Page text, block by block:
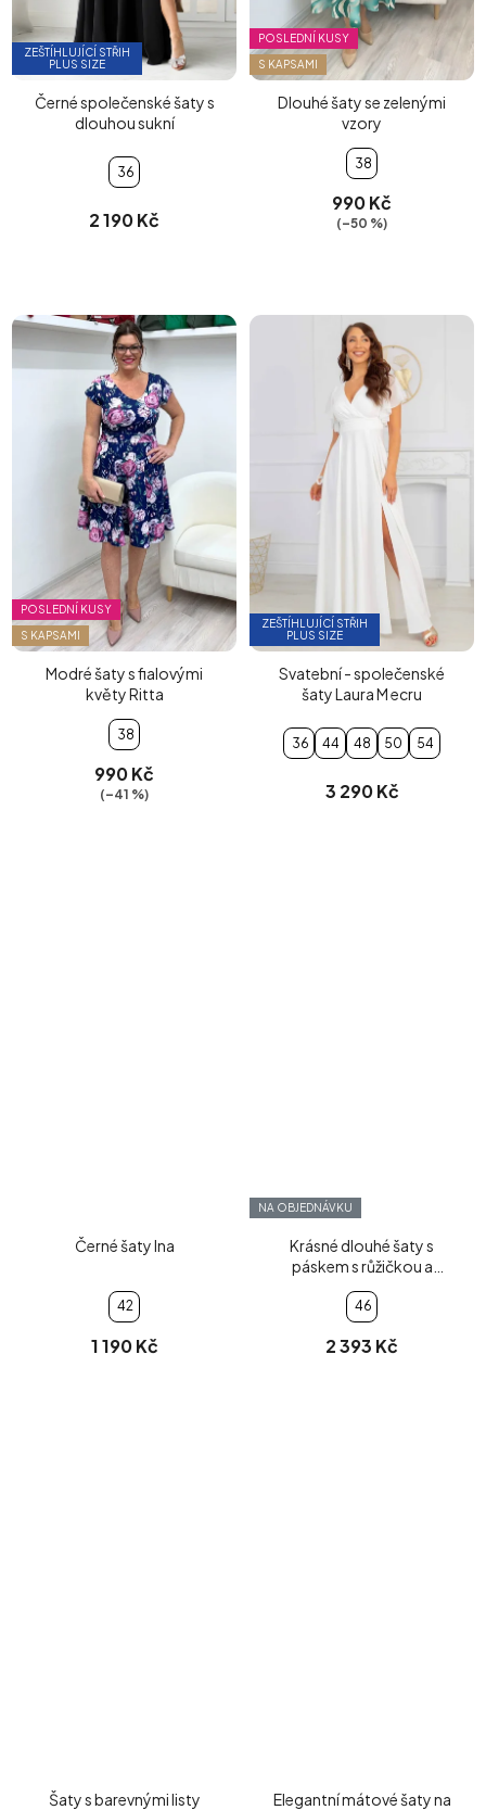
ZEŠTÍHLUJÍCÍ STŘIH
PLUS SIZE
Černé společenské šaty s
dlouhou sukní
36
2 190 Kč
POSLEDNÍ KUSY
S KAPSAMI
Dlouhé šaty se zelenými
vzory
38
990 Kč
(–50 %)
POSLEDNÍ KUSY
S KAPSAMI
Modré šaty s fialovými
květy Ritta
38
990 Kč
(–41 %)
ZEŠTÍHLUJÍCÍ STŘIH
PLUS SIZE
Svatební - společenské
šaty Laura M ecru
36 44 48 50 54
3 290 Kč
Černé šaty Ina
42
1 190 Kč
NA OBJEDNÁVKU
Krásné dlouhé šaty s
páskem s růžičkou a
46
2 393 Kč
Šaty s barevnými listy
Elegantní mátové šaty na